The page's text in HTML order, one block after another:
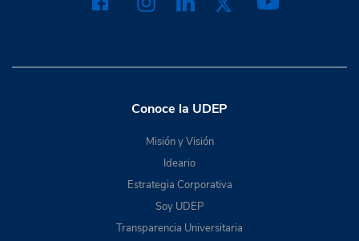
Conoce la UDEP
Misión y Visión
Ideario
Estrategia Corporativa
Soy UDEP
Transparencia Universitaria